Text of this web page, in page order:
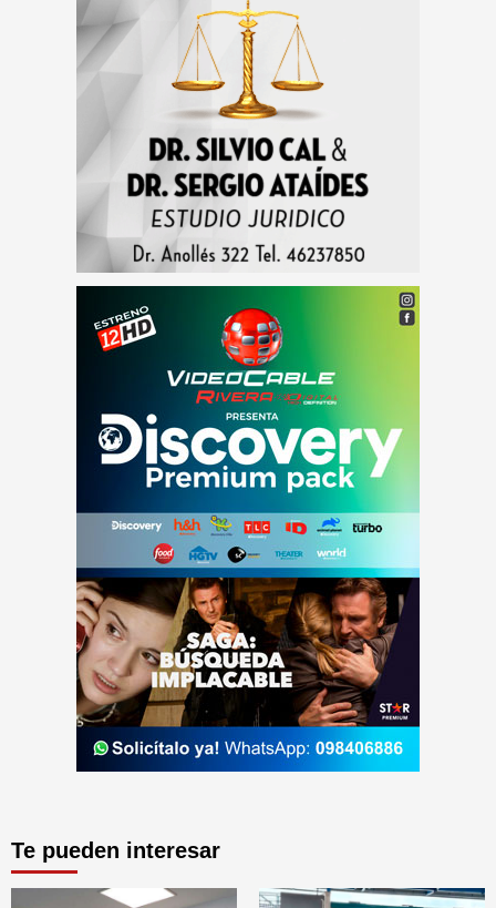
Te pueden interesar